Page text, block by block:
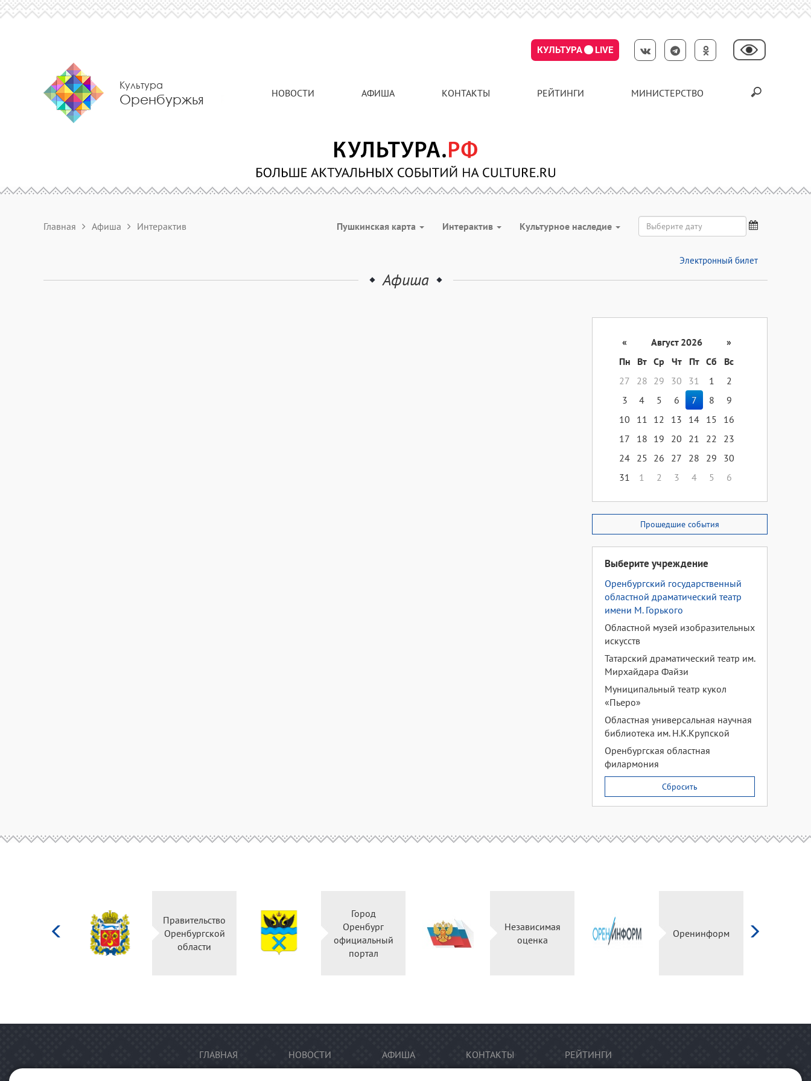
КУЛЬТУРА LIVE
Культура
Оренбуржья НОВОСТИ АФИША КОНТАКТЫ РЕЙТИНГИ МИНИСТЕРСТВО
Главная Афиша Интерактив Пушкинская карта Интерактив Культурное наследие
Электронный билет
Афиша
« Август 2026
»
Пн
Вт Ср Чт Пт Сб
Вс
27
28 29 30 31 1
2
3
4 5 6 7 8
9
10
11 12 13 14 15
16
17
18 19 20 21 22
23
24 25 26 27 28 29
30
31
1 2 3 4 5 6
Прошедшие события
Выберите учреждение
Оренбургский государственный
областной драматический театр
имени М. Горького
Областной музей изобразительных
искусств
Татарский драматический театр им.
Мирхайдара Файзи
Муниципальный театр кукол
«Пьеро»
Областная универсальная научная
библиотека им. Н.К.Крупской
Оренбургская областная
филармония
Сбросить
Правительство
Оренбургской
области
Город
Оренбург
официальный
портал
Независимая
оценка
Оренинформ
ГЛАВНАЯ НОВОСТИ АФИША КОНТАКТЫ РЕЙТИНГИ